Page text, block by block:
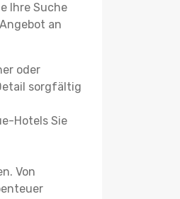
Ihre Suche
an
oder
sorgfältig
Hotels Sie
Von